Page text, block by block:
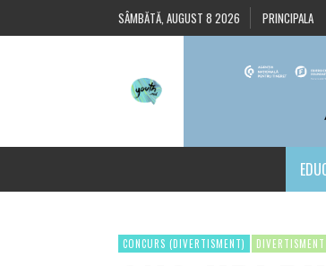
SÂMBĂTĂ, AUGUST 8 2026 PRINCIPALA
CONCURS (DIVERTISMENT) DIVERTISMENT